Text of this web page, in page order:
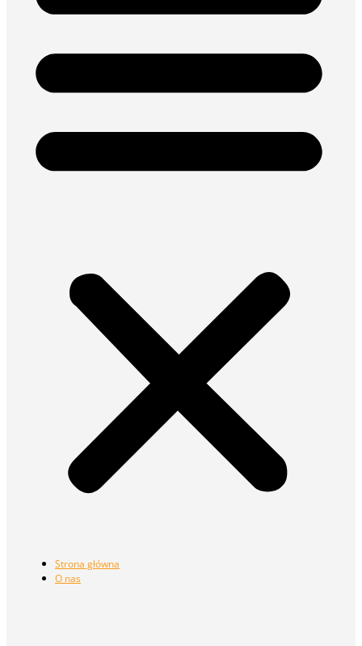
Strona główna
O nas